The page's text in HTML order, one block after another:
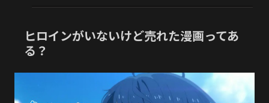
ヒロインがいないけど売れた漫画ってあ
る？